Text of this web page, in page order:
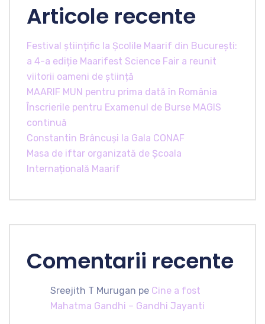
Articole recente
Festival științific la Școlile Maarif din București:
a 4-a ediție Maarifest Science Fair a reunit
viitorii oameni de știință
MAARIF MUN pentru prima dată în România
Înscrierile pentru Examenul de Burse MAGIS
continuă
Constantin Brâncuși la Gala CONAF
Masa de iftar organizată de Școala
Internațională Maarif
Comentarii recente
Sreejith T Murugan pe Cine a fost
Mahatma Gandhi – Gandhi Jayanti